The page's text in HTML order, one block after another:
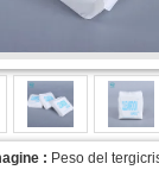
: Peso del